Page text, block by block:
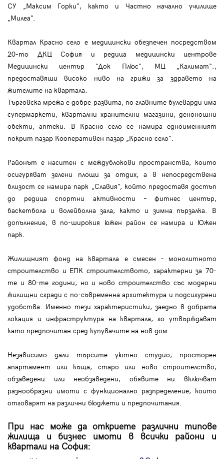
СУ „Максим Горки“, както и Частно начално училище
„Милеа”.
Квартал Красно село е медицински обезпечен посредством
20-то ДКЦ София и редица медицински центрове
Медицински център "Док Плюс", МЦ „Калимат“.,
предоставящи високо ниво на грижи за здравето на
жителите на квартала.
Търговска мрежа е добре развита, по главните булеварди има
супермаркети, квартални хранителни магазини, денонощни
обекти, аптеки. В Красно село се намира едноименният
покрит пазар Кооперативен пазар „Красно село“.
Районът е наситен с междублокови пространства, които
осигуряват зелени площи за отдих, а в непосредствена
близост се намира парк „Славия”, който предоставя достъп
до редица спортни активности – фитнес център,
баскетбола и волейболна зала, както и зимна пързалка. В
допълнение, в по-широкия южен район се намира и Южен
парк.
Жилищният фонд на квартала е смесен – монолитното
строителство и ЕПК строителството, характерни за 70-
те и 80-те години, но и ново строителство със модерни
жилищни сгради с по-съвременна архитектура и подсигурени
удобства. Именно тези характеристики, заедно в добрата
локация и инфраструктура на квартала, го утвърждават
като предпочитан сред купувачите на нов дом.
Независимо дали търсите уютно студио, просторен
апартамент или къща, старо или ново строителство,
обзаведени или необзаведени, обявите ни включват
разнообразни имоти с функционално разпределение, които
отговарят на различни бюджети и предпочитания.
При нас може да откриете различни типове
жилища и бизнес имоти в всички райони и
квартали на София: